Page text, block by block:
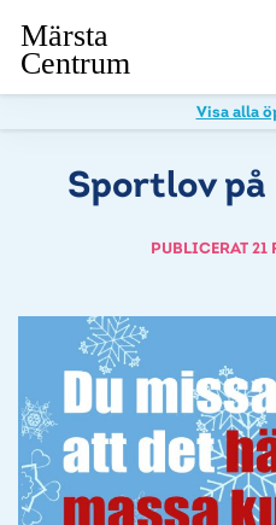
Visa alla
Sportlov
PUBLICERAT 21